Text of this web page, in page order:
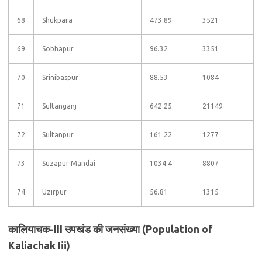
68 Shukpara 473.89 3521
69 Sobhapur 96.32 3351
70 Srinibaspur 88.53 1084
71 Sultanganj 642.25 21149
72 Sultanpur 161.22 1277
73 Suzapur Mandai 1034.4 8807
74 Uzirpur 56.81 1315
कालियाचक-III उपखंड की जनसंख्या (Population of
Kaliachak Iii)